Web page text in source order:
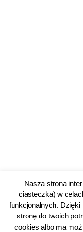
Nasza strona
ciasteczka) w
funkcjonalnych. Dzięki
stronę do twoich
cookies albo ma